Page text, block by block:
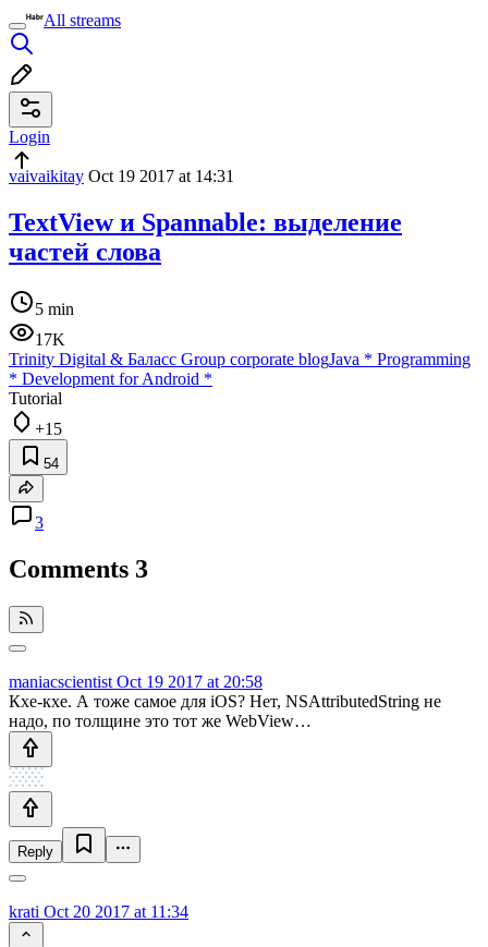
All streams
Login
vaivaikitay Oct 19 2017 at 14:31
TextView и Spannable: выделение
частей слова
5 min
17K
Trinity Digital & Баласс Group corporate blogJava * Programming
* Development for Android *
Tutorial
+15
54
3
Comments 3
maniacscientist Oct 19 2017 at 20:58
Кхе-кхе. А тоже самое для iOS? Нет, NSAttributedString не
надо, по толщине это тот же WebView…
Reply
krati Oct 20 2017 at 11:34